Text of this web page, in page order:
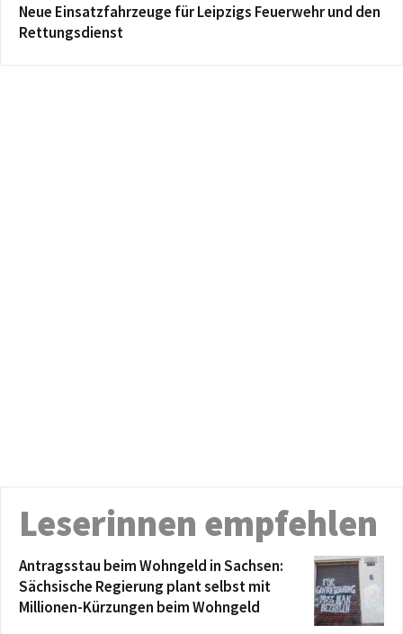
Neue Einsatzfahrzeuge für Leipzigs Feuerwehr und den
Rettungsdienst
Leserinnen empfehlen
Antragsstau beim Wohngeld in Sachsen:
Sächsische Regierung plant selbst mit
Millionen-Kürzungen beim Wohngeld